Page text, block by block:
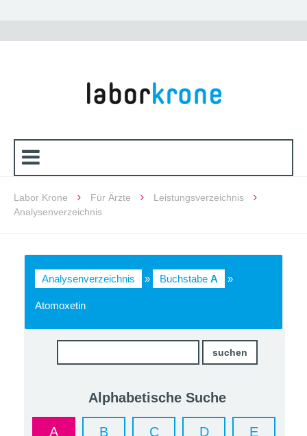
Labor Krone Für Ärzte
Leistungsverzeichnis
Analysenverzeichnis
Analysenverzeichnis » Buchstabe A »
Atomoxetin
Alphabetische Suche
A B C D E